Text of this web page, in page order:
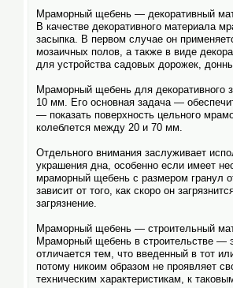
Мраморный щебень — декоративный
В качестве декоративного материала
засыпка. В первом случае он
мозаичных полов, а также в виде
для устройства садовых дорожек,
Мраморный щебень для декоративного
10 мм. Его основная задача —
— показать поверхность цельного
колеблется между 20 и 70 мм.
Отдельного внимания заслуживает
украшения дна, особенно если имеет
мраморный щебень с размером гранул
зависит от того, как скоро он
загрязнение.
Мраморный щебень — строительный
Мраморный щебень в строительстве —
отличается тем, что введенный в тот
потому никоим образом не проявляет
техническим характеристикам, к